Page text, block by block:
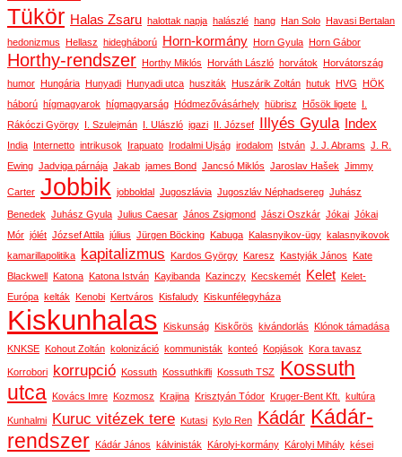
Tükör Halas Zsaru halottak napja halászlé hang Han Solo Havasi Bertalan
hedonizmus Hellasz hidegháború Horn-kormány Horn Gyula Horn Gábor
Horthy-rendszer Horthy Miklós Horváth László horvátok Horvátország
humor Hungária Hunyadi Hunyadi utca husziták Huszárik Zoltán hutuk HVG HÖK
háború hígmagyarok hígmagyarság Hódmezővásárhely hübrisz Hősök ligete I.
Rákóczi György I. Szulejmán I. Ulászló igazi II. József Illyés Gyula Index
India Internetto intrikusok Irapuato Irodalmi Ujság irodalom István J. J. Abrams J. R.
Ewing Jadviga párnája Jakab james Bond Jancsó Miklós Jaroslav Hašek Jimmy
Carter Jobbik jobboldal Jugoszlávia Jugoszláv Néphadsereg Juhász
Benedek Juhász Gyula Julius Caesar János Zsigmond Jászi Oszkár Jókai Jókai
Mór jólét József Attila július Jürgen Böcking Kabuga Kalasnyikov-ügy kalasnyikovok
kamarillapolitika kapitalizmus Kardos György Karesz Kastyják János Kate
Blackwell Katona Katona István Kayibanda Kazinczy Kecskemét Kelet Kelet-
Európa kelták Kenobi Kertváros Kisfaludy Kiskunfélegyháza
Kiskunhalas Kiskunság Kiskőrös kivándorlás Klónok támadása
KNKSE Kohout Zoltán kolonizáció kommunisták konteó Kopjások Kora tavasz
Korrobori korrupció Kossuth Kossuthkifli Kossuth TSZ Kossuth
utca Kovács Imre Kozmosz Krajina Krisztyán Tódor Kruger-Bent Kft. kultúra
Kunhalmi Kuruc vitézek tere Kutasi Kylo Ren Kádár Kádár-
rendszer Kádár János kálvinisták Károlyi-kormány Károlyi Mihály kései